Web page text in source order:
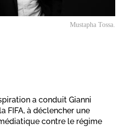
Mustapha Tossa.
a conduit Gianni
FIFA, à déclencher une
contre le régime